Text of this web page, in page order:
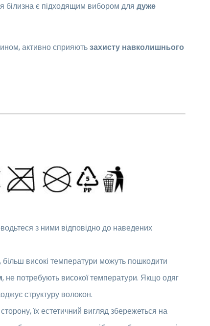
білизна є підходящим вибором для дуже
активно сприяютьзахисту навколишнього
з ними відповідно до наведених
більш високі температури можуть пошкодити
, не потребують високої температури. Якщо одяг
структуру волокон.
їх естетичний вигляд збережеться на